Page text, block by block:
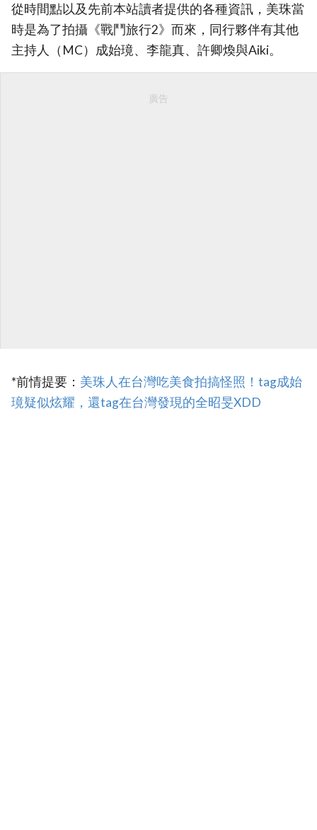
從時間點以及先前本站讀者提供的各種資訊，美珠當
時是為了拍攝《戰鬥旅行2》而來，同行夥伴有其他
主持人（MC）成始璄、李龍真、許卿煥與Aiki。
廣告
*前情提要： 美珠人在台灣吃美食拍搞怪照！tag成始
璄疑似炫耀，還tag在台灣發現的全昭旻XDD